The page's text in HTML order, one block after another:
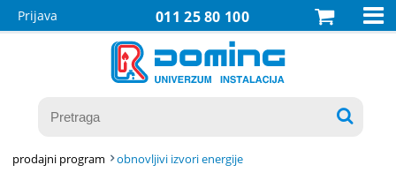
011 25 80 100
Prijava 

prodajni program obnovljivi izvori energije